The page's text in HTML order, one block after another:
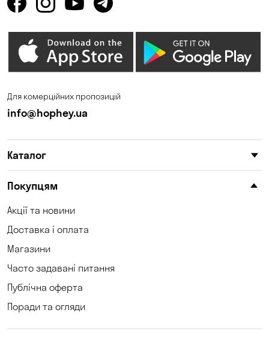
Для комерційних пропозицій
info@hophey.ua
Каталог
Покупцям
Акції та новини
Доставка і оплата
Магазини
Часто задавані питання
Публічна оферта
Поради та огляди